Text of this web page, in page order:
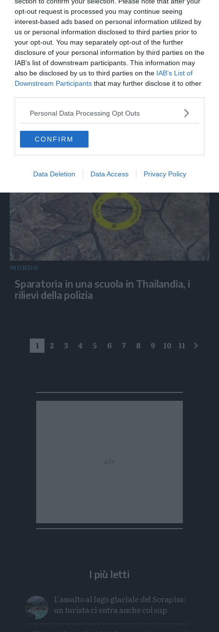
opt-out request is processed you may continue seeing
interest-based ads based on personal information utilized by
us or personal information disclosed to third parties prior to
your opt-out. You may separately opt-out of the further
disclosure of your personal information by third parties on the
IAB’s list of downstream participants. This information may
also be disclosed by us to third parties on the IAB’s List of
Downstream Participants that may further disclose it to other
Personal Data Processing Opt Outs
CONFIRM
Data Deletion Data Access Privacy Policy
Joni Sighvatsson: "Il cinema italiano ha
disegnato la mia visione del mondo e del
cinema"
MONDO
Sparatoria in una scuola in Thailandia, i
rilievi della polizia
1 2 3 4 5 6 7 8 9 10 11
I più letti
L'assalto al lago glaciale del Sorapiss:
un turista ci entra anche col sup